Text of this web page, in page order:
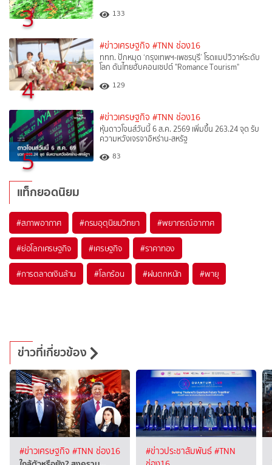
3 133
4
#ข่าวเศรษฐกิจ #TNN ช่อง16
ททท. ปักหมุด ‘กรุงเทพฯ-เพชรบุรี’ โรดแมปวิวาห์ระดับ
โลก ดันไทยฮับคอนเซปต์ "Romance Tourism"
129
5
#ข่าวเศรษฐกิจ #TNN ช่อง16
หุ้นดาวโจนส์วันนี้ 6 ส.ค. 2569 เพิ่มขึ้น 263.24 จุด รับ
ความหวังเจรจาอิหร่าน-สหรัฐ
83
แท็กยอดนิยม
#สภาพอากาศ #กรมอุตุนิยมวิทยา #พยากรณ์อากาศ
#ย่อโลกเศรษฐกิจ #เศรษฐกิจ #ราคาทอง
#การตลาดเงินล้าน #โลกร้อน #ฝนตกหนัก #พายุ
ข่าวที่เกี่ยวข้อง
#ข่าวเศรษฐกิจ #TNN ช่อง16 #ข่าวประชาสัมพันธ์#TNN